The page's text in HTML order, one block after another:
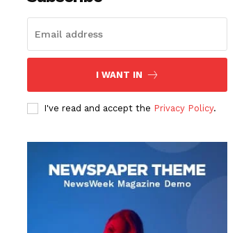
I WANT IN
I've read and accept the Privacy Policy.